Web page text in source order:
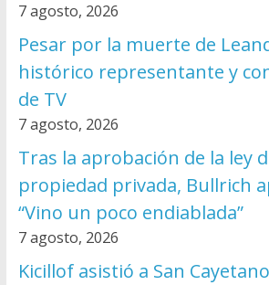
7 agosto, 2026
Pesar por la muerte de
histórico representante y
de TV
7 agosto, 2026
Tras la aprobación de la ley
propiedad privada, Bullrich
“Vino un poco endiablada”
7 agosto, 2026
Kicillof asistió a San